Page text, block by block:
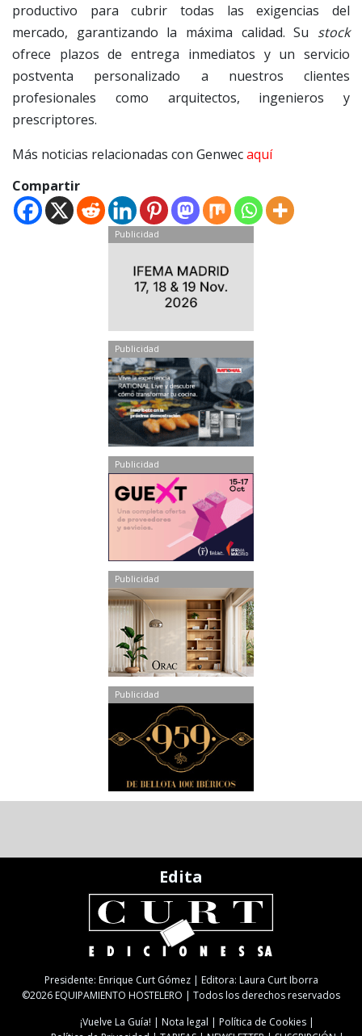
productivo para cubrir todas las exigencias del
mercado, garantizando la máxima calidad. Su stock
ofrece plazos de entrega inmediatos y un servicio
postventa personalizado a nuestros clientes
profesionales como arquitectos, ingenieros y
prescriptores.
Más noticias relacionadas con Genwecaquí
Compartir
Publicidad
Publicidad
Publicidad
Publicidad
Publicidad
Edita
Presidente: Enrique Curt Gómez | Editora: Laura Curt Iborra
©2026 EQUIPAMIENTO HOSTELERO | Todos los derechos reservados
¡Vuelve La Guía!
Nota legal
Política de Cookies